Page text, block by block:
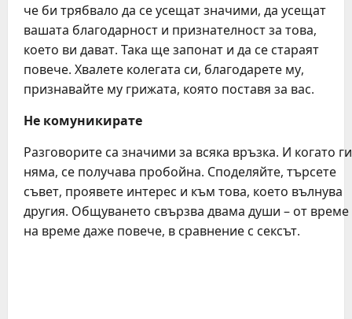
че би трябвало да се усещат значими, да усещат
вашата благодарност и признателност за това,
което ви дават. Така ще запонат и да се стараят
повече. Хвалете колегата си, благодарете му,
признавайте му грижата, която поставя за вас.
Не комуникирате
Разговорите са значими за всяка връзка. И когато ги
няма, се получава пробойна. Споделяйте, търсете
съвет, проявете интерес и към това, което вълнува
другия. Общуването свързва двама души – от време
на време даже повече, в сравнение с сексът.